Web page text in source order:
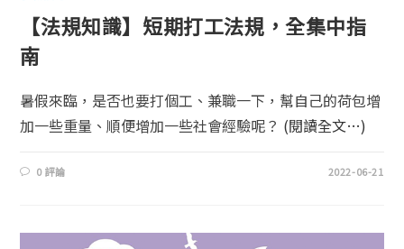
【法規知識】短期打工法規，全集中指
南
暑假來臨，是否也要打個工、兼職一下，幫自己的荷包增
加一些重量、順便增加一些社會經驗呢？ (閱讀全文…)
0 評論 2022-06-21